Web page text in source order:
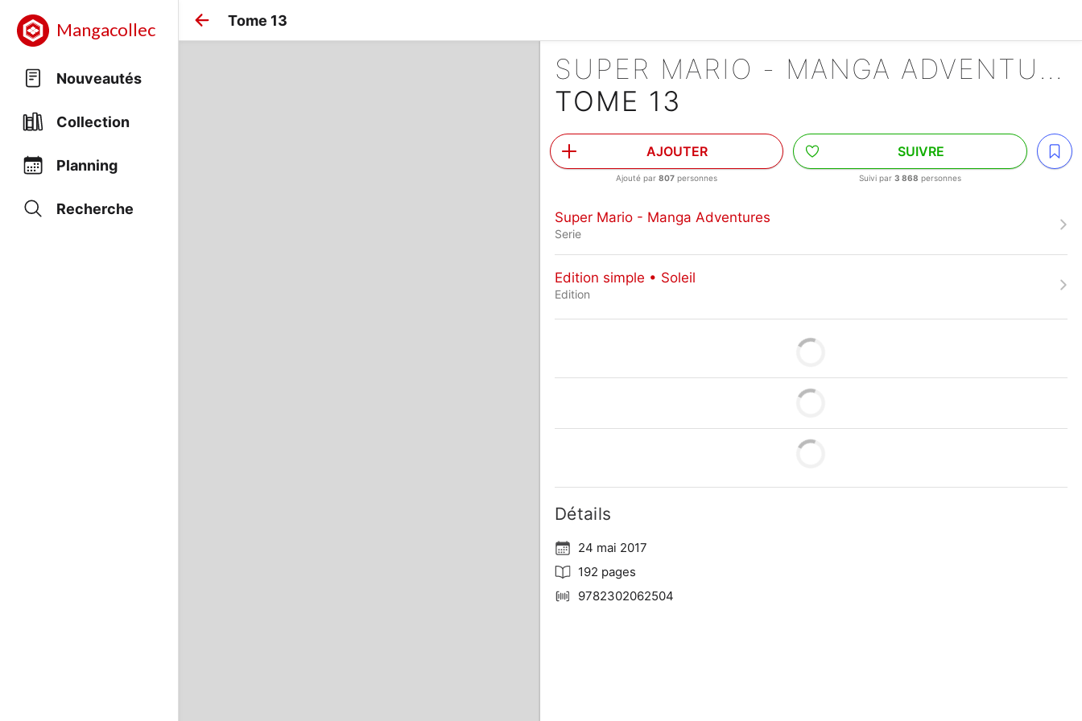
Mangacollec
Nouveautés
Collection
Planning
Recherche
Tome 13
SUPER MARIO - MANGA ADVENTURES
TOME 13
AJOUTER
Ajouté par807 personnes
SUIVRE
Suivi par3 868 personnes
Super Mario - Manga Adventures
Serie
Edition simple • Soleil
Edition
Détails
24 mai 2017
192 pages
9782302062504